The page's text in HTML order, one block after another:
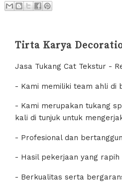
Tirta Karya
Jasa Tukang Cat Tekstur -
- Kami memiliki team ahli di
- Kami merupakan tukang
kali di tunjuk untuk
- Profesional dan
- Hasil pekerjaan yang rapih
- Berkualitas serta